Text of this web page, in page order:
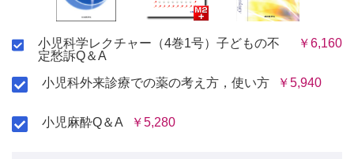
小児科学レクチャー（4巻1号）子どもの不
定愁訴Q＆A
￥6,160
小児科外来診療での薬の考え方，使い方 ￥5,940
小児麻酔Q＆A ￥5,280